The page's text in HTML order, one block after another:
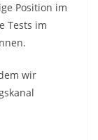
Position im
Tests im
wir